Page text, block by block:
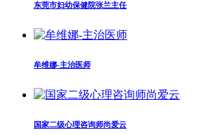
东莞市妇幼保健院张兰主任
牟维娜-主治医师
国家二级心理咨询师尚爱云